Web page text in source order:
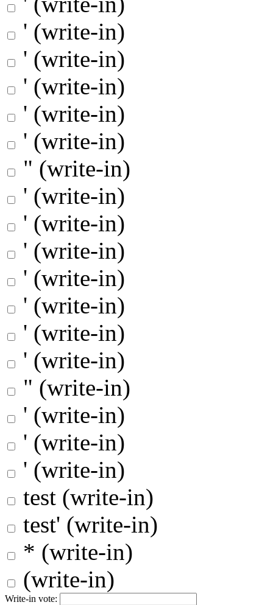
' (write-in)
' (write-in)
' (write-in)
' (write-in)
' (write-in)
" (write-in)
' (write-in)
' (write-in)
' (write-in)
' (write-in)
' (write-in)
' (write-in)
' (write-in)
" (write-in)
' (write-in)
' (write-in)
' (write-in)
test (write-in)
test' (write-in)
* (write-in)
(write-in)
Write-in vote: